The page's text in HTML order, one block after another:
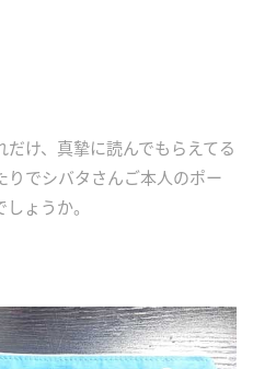
け、真摯に読んでもらえてる
りでシバタさんご本人のポー
ょうか。